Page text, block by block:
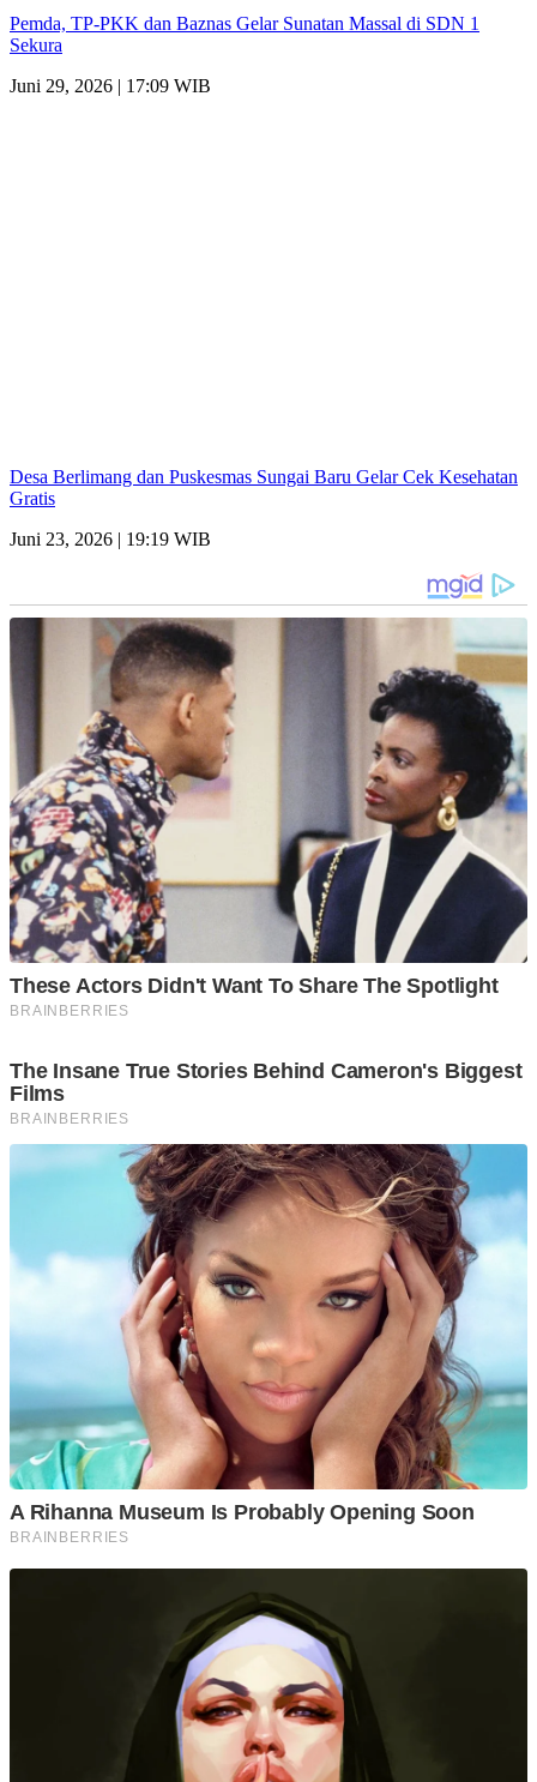
Pemda, TP-PKK dan Baznas Gelar Sunatan Massal di SDN 1
Sekura
Juni 29, 2026 | 17:09 WIB
Desa Berlimang dan Puskesmas Sungai Baru Gelar Cek Kesehatan
Gratis
Juni 23, 2026 | 19:19 WIB